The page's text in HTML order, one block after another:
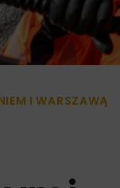
I WARSZAWĄ